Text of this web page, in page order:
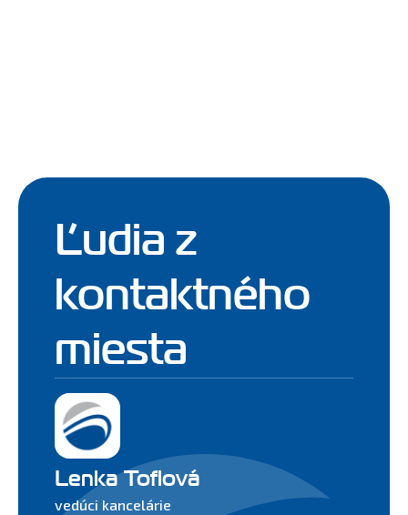
Ľudia z
kontaktného
miesta
Lenka Toflová
vedúci kancelárie